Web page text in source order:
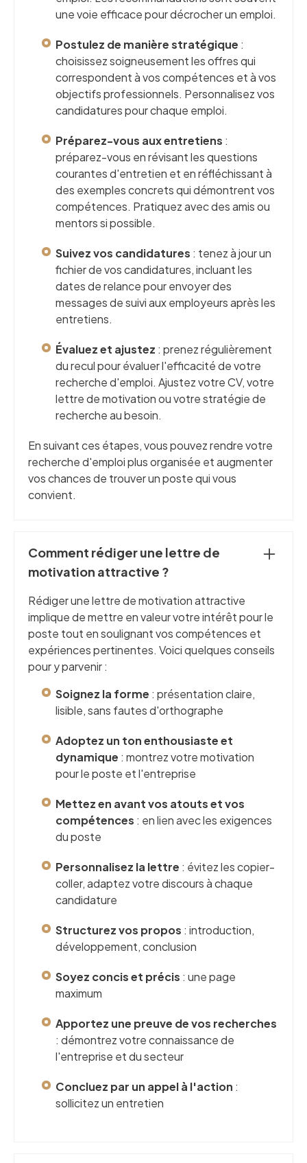
une voie efficace pour décrocher un emploi.
Postulez de manière stratégique :
choisissez soigneusement les offres qui
correspondent à vos compétences et à vos
objectifs professionnels. Personnalisez vos
candidatures pour chaque emploi.
Préparez-vous aux entretiens :
préparez-vous en révisant les questions
courantes d'entretien et en réfléchissant à
des exemples concrets qui démontrent vos
compétences. Pratiquez avec des amis ou
mentors si possible.
Suivez vos candidatures : tenez à jour un
fichier de vos candidatures, incluant les
dates de relance pour envoyer des
messages de suivi aux employeurs après les
entretiens.
Évaluez et ajustez : prenez régulièrement
du recul pour évaluer l'efficacité de votre
recherche d'emploi. Ajustez votre CV, votre
lettre de motivation ou votre stratégie de
recherche au besoin.
En suivant ces étapes, vous pouvez rendre votre
recherche d'emploi plus organisée et augmenter
vos chances de trouver un poste qui vous
convient.
Comment rédiger une lettre de
motivation attractive ?
Rédiger une lettre de motivation attractive
implique de mettre en valeur votre intérêt pour le
poste tout en soulignant vos compétences et
expériences pertinentes. Voici quelques conseils
pour y parvenir :
Soignez la forme : présentation claire,
lisible, sans fautes d'orthographe
Adoptez un ton enthousiaste et
dynamique : montrez votre motivation
pour le poste et l'entreprise
Mettez en avant vos atouts et vos
compétences : en lien avec les exigences
du poste
Personnalisez la lettre : évitez les copier-
coller, adaptez votre discours à chaque
candidature
Structurez vos propos : introduction,
développement, conclusion
Soyez concis et précis : une page
maximum
Apportez une preuve de vos recherches
: démontrez votre connaissance de
l'entreprise et du secteur
Concluez par un appel à l'action :
sollicitez un entretien